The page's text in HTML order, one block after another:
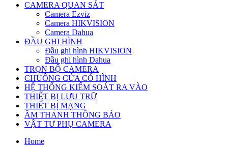
CAMERA QUAN SÁT
Camera Ezviz
Camera HIKVISION
Camera Dahua
ĐẦU GHI HÌNH
Đầu ghi hình HIKVISION
Đầu ghi hình Dahua
TRỌN BỘ CAMERA
CHUÔNG CỬA CÓ HÌNH
HỆ THỐNG KIỂM SOÁT RA VÀO
THIẾT BỊ LƯU TRỮ
THIẾT BỊ MẠNG
ÂM THANH THÔNG BÁO
VẬT TƯ PHỤ CAMERA
Home